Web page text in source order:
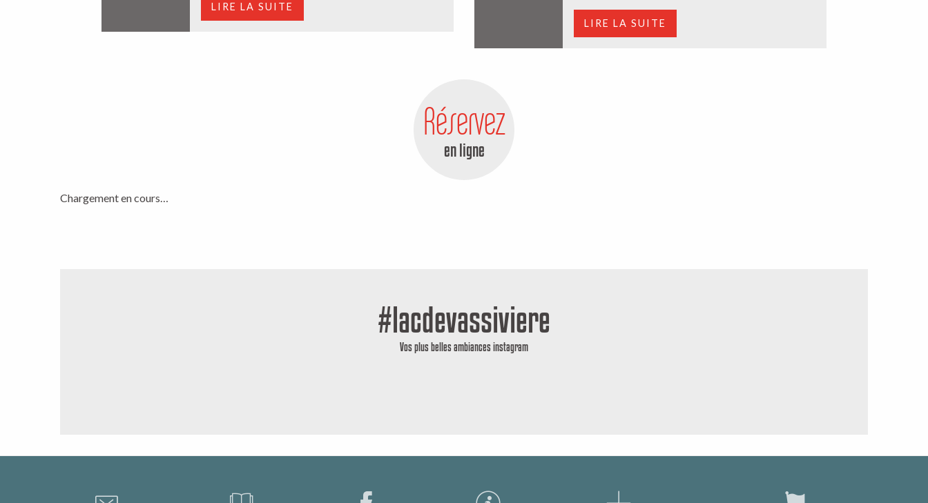
LIRE LA SUITE
LIRE LA SUITE
Réservez
en ligne
Chargement en cours…
#lacdevassiviere
Vos plus belles ambiances instagram